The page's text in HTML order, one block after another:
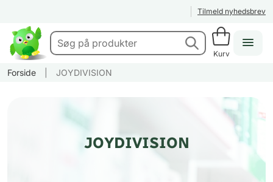
Tilmeld nyhedsbrev
Kurv
Forside JOYDIVISION
JOYDIVISION